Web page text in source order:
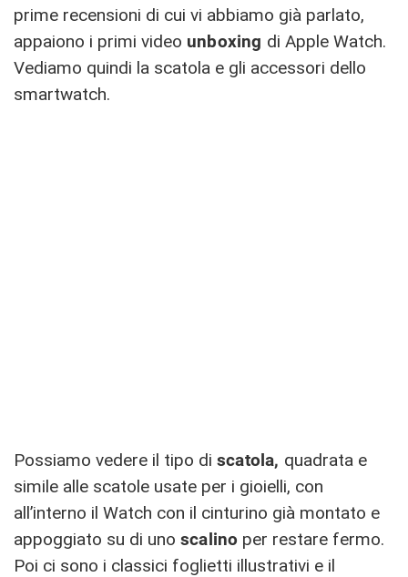
prime recensioni di cui vi abbiamo già parlato,
appaiono i primi video unboxing di Apple Watch.
Vediamo quindi la scatola e gli accessori dello
smartwatch.
Possiamo vedere il tipo di scatola, quadrata e
simile alle scatole usate per i gioielli, con
all’interno il Watch con il cinturino già montato e
appoggiato su di uno scalino per restare fermo.
Poi ci sono i classici foglietti illustrativi e il